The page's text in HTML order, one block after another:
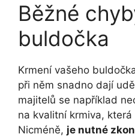
Běžné
buldočka
Krmení ⁢vašeho
při něm snadno dají
majitelů se ⁤například⁤
na kvalitní krmiva,
Nicméně, je nutné